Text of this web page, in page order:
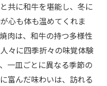
共に和牛を堪能し、冬に
心も体も温めてくれま
肉は、和牛の持つ多様性
々に四季折々の味覚体験
一皿ごとに異なる季節の
富んだ味わいは、訪れる